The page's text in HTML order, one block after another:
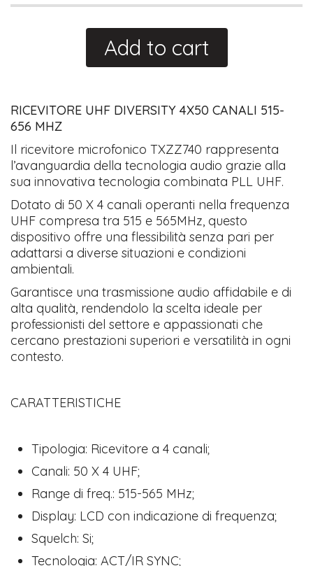
Add to cart
RICEVITORE UHF DIVERSITY 4X50 CANALI 515-
656 MHZ
Il ricevitore microfonico TXZZ740 rappresenta
l’avanguardia della tecnologia audio grazie alla
sua innovativa tecnologia combinata PLL UHF.
Dotato di 50 X 4 canali operanti nella frequenza
UHF compresa tra 515 e 565MHz, questo
dispositivo offre una flessibilità senza pari per
adattarsi a diverse situazioni e condizioni
ambientali.
Garantisce una trasmissione audio affidabile e di
alta qualità, rendendolo la scelta ideale per
professionisti del settore e appassionati che
cercano prestazioni superiori e versatilità in ogni
contesto.
CARATTERISTICHE
Tipologia: Ricevitore a 4 canali;
Canali: 50 X 4 UHF;
Range di freq.: 515-565 MHz;
Display: LCD con indicazione di frequenza;
Squelch: Si;
Tecnologia: ACT/IR SYNC;